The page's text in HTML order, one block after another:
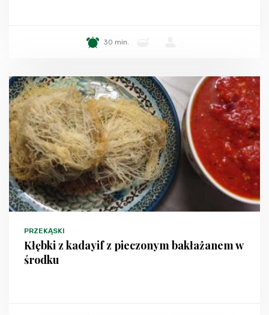
30 min.
PRZEKĄSKI
Kłębki z kadayif z pieczonym bakłażanem w
środku